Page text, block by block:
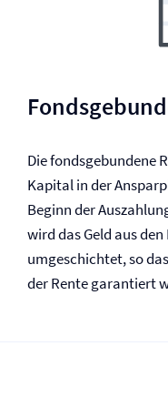
Die fondsgebundene
Kapital in der
Beginn der
wird das Geld aus
umgeschichtet, so
der Rente garantiert